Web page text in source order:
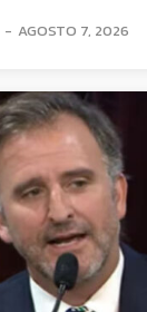
- AGOSTO 7, 2026